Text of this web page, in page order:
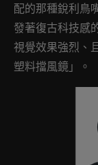
配的那種銳利鳥
發著復古科技感
視覺效果強烈、
塑料擋風鏡」。